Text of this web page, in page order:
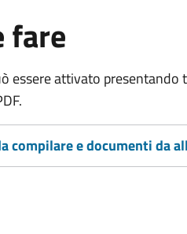
fare
essere attivato
compilare e documenti da